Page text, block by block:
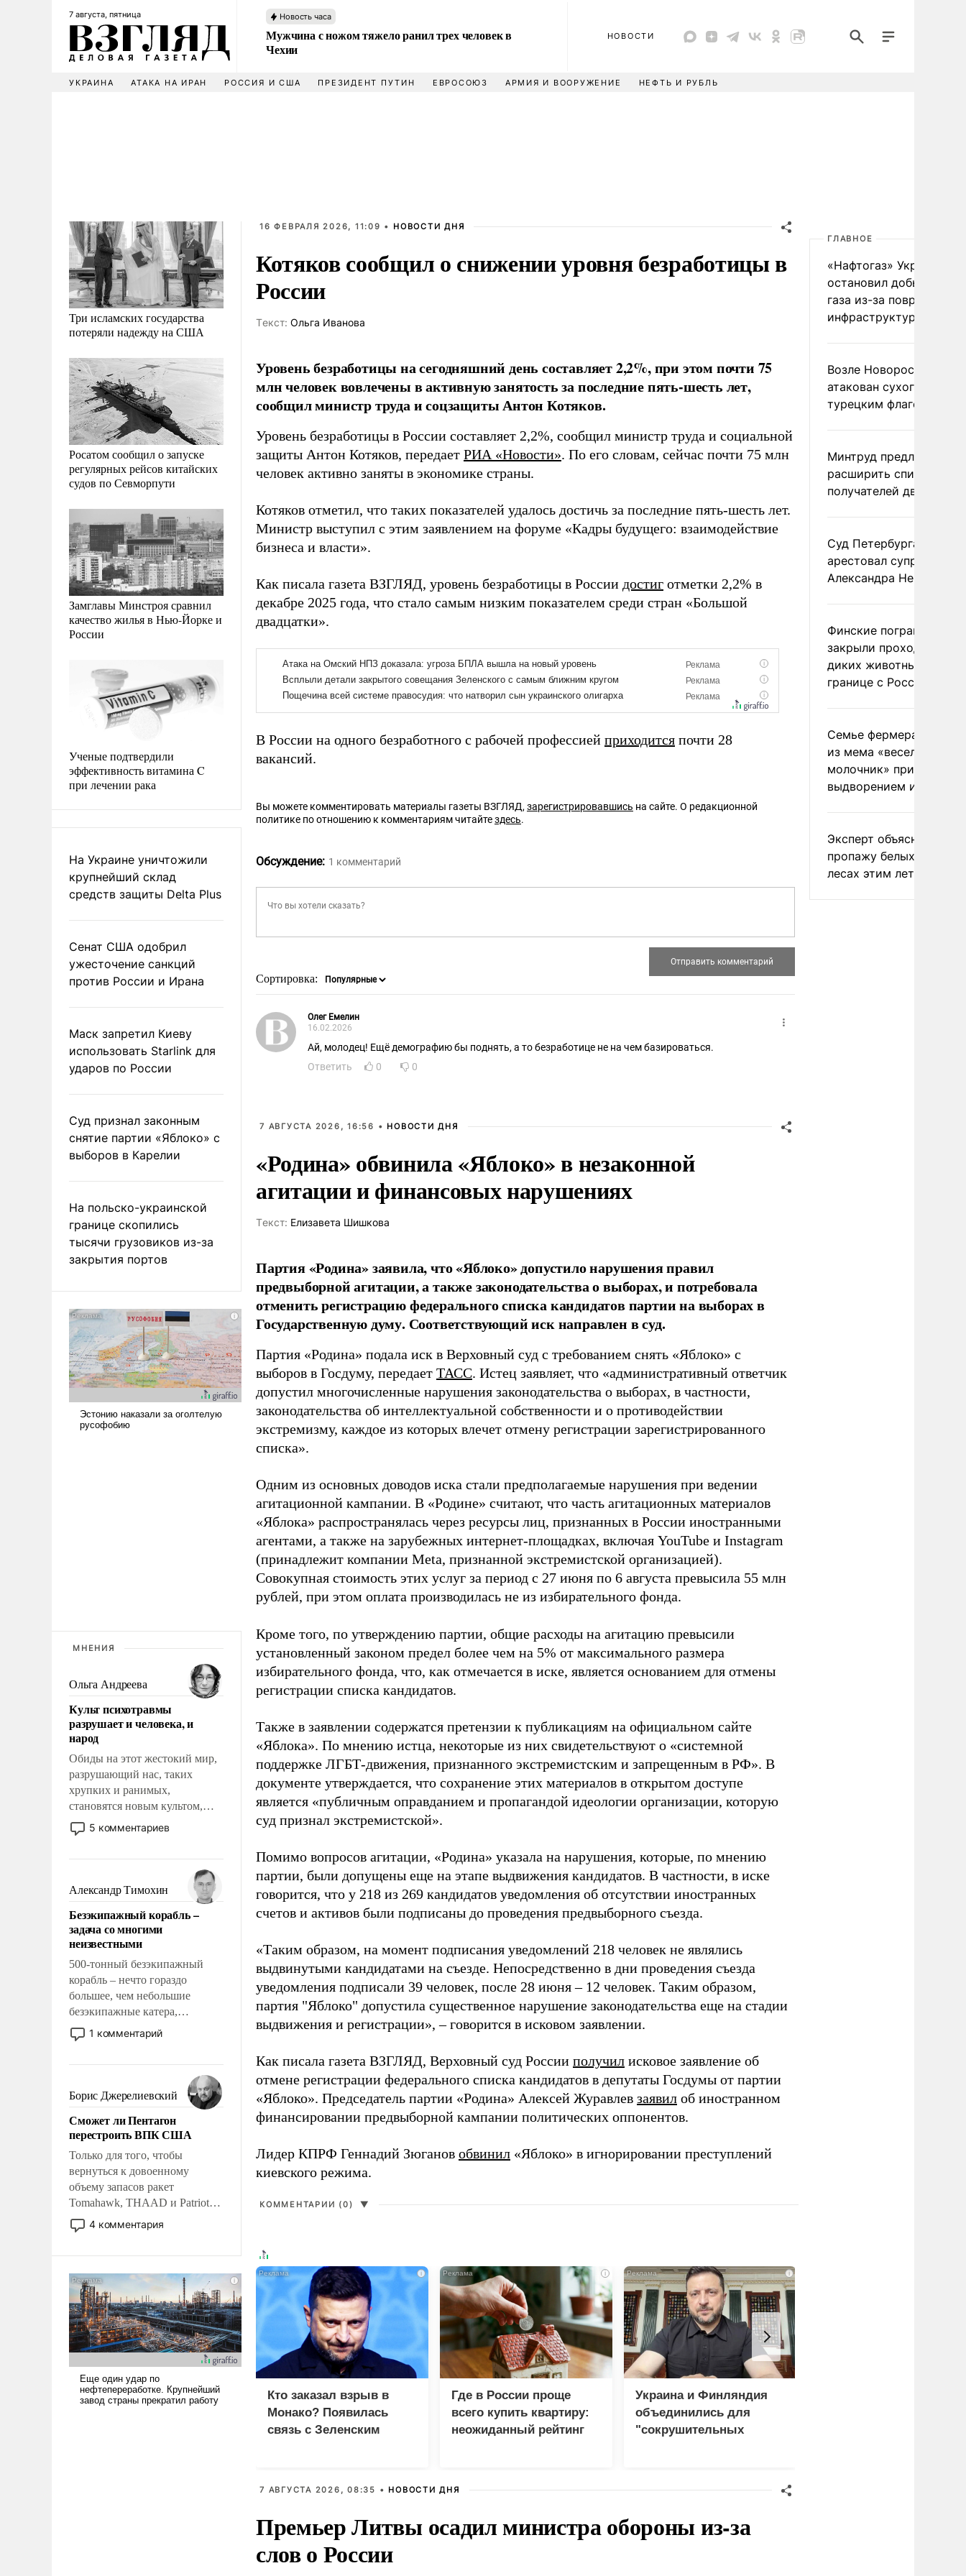
7 августа, пятница Новость часа
Мужчина с ножом тяжело ранил трех человек в
Чехии
НОВОСТИ
УКРАИНА АТАКА НА ИРАН РОССИЯ И США ПРЕЗИДЕНТ ПУТИН ЕВРОСОЮЗ АРМИЯ И ВООРУЖЕНИЕ НЕФТЬ И РУБЛЬ
Три исламских государства
потеряли надежду на США
Росатом сообщил о запуске
регулярных рейсов китайских
судов по Севморпути
Замглавы Минстроя сравнил
качество жилья в Нью-Йорке и
России
Ученые подтвердили
эффективность витамина C
при лечении рака
На Украине уничтожили
крупнейший склад
средств защиты Delta Plus
Сенат США одобрил
ужесточение санкций
против России и Ирана
Маск запретил Киеву
использовать Starlink для
ударов по России
Суд признал законным
снятие партии «Яблоко» с
выборов в Карелии
На польско-украинской
границе скопились
тысячи грузовиков из-за
закрытия портов
МНЕНИЯ
Ольга Андреева
Культ психотравмы
разрушает и человека, и
народ
Обиды на этот жестокий мир,
разрушающий нас, таких
хрупких и ранимых,
становятся новым культом,
постепенно вытесняя и
отменяя традиционное
мужественным и твердым под
ударами судьбы, брать на себя
ответственность, помогать
слабым, идти вперед и
адаптироваться.
5 комментариев
Александр Тимохин
Безэкипажный корабль –
задача со многими
неизвестными
500-тонный безэкипажный
корабль – нечто гораздо
большее, чем небольшие
безэкипажные катера,
применение которых уже
стало обыденностью. Задача по
сложна и амбициозна. Однако
и ее реализация радикально
поднимет наши боевые
возможности.
1 комментарий
Борис Джерелиевский
Сможет ли Пентагон
перестроить ВПК США
Только для того, чтобы
вернуться к довоенному
объему запасов ракет
Tomahawk, THAAD и Patriot
США потребуется более трех
лет. Даже небольшая война с
Сложившаяся ситуация
означает многолетний период
уязвимости США, например,
перед Китаем.
4 комментария
16 ФЕВРАЛЯ 2026, 11:09 • НОВОСТИ ДНЯ
Котяков сообщил о снижении уровня безработицы в
России
Tекст: Ольга Иванова
Уровень безработицы на сегодняшний день составляет 2,2%, при этом почти 75
млн человек вовлечены в активную занятость за последние пять-шесть лет,
сообщил министр труда и соцзащиты Антон Котяков.
Уровень безработицы в России составляет 2,2%, сообщил министр труда и социальной
защиты Антон Котяков, передает РИА «Новости». По его словам, сейчас почти 75 млн
человек активно заняты в экономике страны.
Котяков отметил, что таких показателей удалось достичь за последние пять-шесть лет.
Министр выступил с этим заявлением на форуме «Кадры будущего: взаимодействие
бизнеса и власти».
Как писала газета ВЗГЛЯД, уровень безработицы в России достиг отметки 2,2% в
декабре 2025 года, что стало самым низким показателем среди стран «Большой
двадцатки».
В России на одного безработного с рабочей профессией приходится почти 28
вакансий.
Вы можете комментировать материалы газеты ВЗГЛЯД, зарегистрировавшись на сайте. О редакционной
политике по отношению к комментариям читайтездесь.
Обсуждение: 1 комментарий
Сортировка:
Олег Емелин
16.02.2026
Ай, молодец! Ещё демографию бы поднять, а то безработице не на чем базироваться.
Ответить
0 0
7 АВГУСТА 2026, 16:56 • НОВОСТИ ДНЯ
«Родина» обвинила «Яблоко» в незаконной
агитации и финансовых нарушениях
Tекст: Елизавета Шишкова
Партия «Родина» заявила, что «Яблоко» допустило нарушения правил
предвыборной агитации, а также законодательства о выборах, и потребовала
отменить регистрацию федерального списка кандидатов партии на выборах в
Государственную думу. Соответствующий иск направлен в суд.
Партия «Родина» подала иск в Верховный суд с требованием снять «Яблоко» с
выборов в Госдуму, передает ТАСС. Истец заявляет, что «административный ответчик
допустил многочисленные нарушения законодательства о выборах, в частности,
законодательства об интеллектуальной собственности и о противодействии
экстремизму, каждое из которых влечет отмену регистрации зарегистрированного
списка».
Одним из основных доводов иска стали предполагаемые нарушения при ведении
агитационной кампании. В «Родине» считают, что часть агитационных материалов
«Яблока» распространялась через ресурсы лиц, признанных в России иностранными
агентами, а также на зарубежных интернет-площадках, включая YouTube и Instagram
(принадлежит компании Meta, признанной экстремистской организацией).
Совокупная стоимость этих услуг за период с 27 июня по 6 августа превысила 55 млн
рублей, при этом оплата производилась не из избирательного фонда.
Кроме того, по утверждению партии, общие расходы на агитацию превысили
установленный законом предел более чем на 5% от максимального размера
избирательного фонда, что, как отмечается в иске, является основанием для отмены
регистрации списка кандидатов.
Также в заявлении содержатся претензии к публикациям на официальном сайте
«Яблока». По мнению истца, некоторые из них свидетельствуют о «системной
поддержке ЛГБТ-движения, признанного экстремистским и запрещенным в РФ». В
документе утверждается, что сохранение этих материалов в открытом доступе
является «публичным оправданием и пропагандой идеологии организации, которую
суд признал экстремистской».
Помимо вопросов агитации, «Родина» указала на нарушения, которые, по мнению
партии, были допущены еще на этапе выдвижения кандидатов. В частности, в иске
говорится, что у 218 из 269 кандидатов уведомления об отсутствии иностранных
счетов и активов были подписаны до проведения предвыборного съезда.
«Таким образом, на момент подписания уведомлений 218 человек не являлись
выдвинутыми кандидатами на съезде. Непосредственно в дни проведения съезда
уведомления подписали 39 человек, после 28 июня – 12 человек. Таким образом,
партия "Яблоко" допустила существенное нарушение законодательства еще на стадии
выдвижения и регистрации», – говорится в исковом заявлении.
Как писала газета ВЗГЛЯД, Верховный суд России получил исковое заявление об
отмене регистрации федерального списка кандидатов в депутаты Госдумы от партии
«Яблоко». Председатель партии «Родина» Алексей Журавлев заявил об иностранном
финансировании предвыборной кампании политических оппонентов.
Лидер КПРФ Геннадий Зюганов обвинил «Яблоко» в игнорировании преступлений
киевского режима.
КОММЕНТАРИИ (0) ▼
i
Кто заказал взрыв в
Монако? Появилась
связь с Зеленским
i
Где в России проще
всего купить квартиру:
неожиданный рейтинг
i
Украина и Финляндия
объединились для
"сокрушительных
7 АВГУСТА 2026, 08:35 • НОВОСТИ ДНЯ
Премьер Литвы осадил министра обороны из-за
слов о России
ГЛАВНОЕ
«Нафтогаз» Украины
остановил добычу
газа из-за повреждения
инфраструктуры
Возле Новороссийска
атакован сухогруз под
турецким флагом
Минтруд предложил
расширить список
получателей двух
Суд Петербурга заочно
арестовал супругу
Александра Невзорова
Финские пограничники
закрыли проходы для
диких животных на
границе с Россией
Семье фермера
из мема «веселый
молочник» пригрозили
выдворением из
Эксперт объяснил
пропажу белых грибов
лесах этим летом